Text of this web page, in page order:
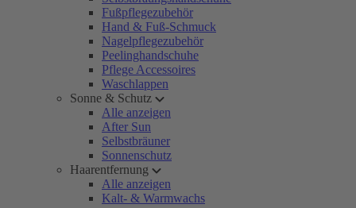
Fußpflegezubehör
Hand & Fuß-Schmuck
Nagelpflegezubehör
Peelinghandschuhe
Pflege Accessoires
Waschlappen
Sonne & Schutz
Alle anzeigen
After Sun
Selbstbräuner
Sonnenschutz
Haarentfernung
Alle anzeigen
Kalt- & Warmwachs